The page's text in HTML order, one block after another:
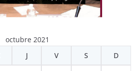
octubre 2021
J V S D